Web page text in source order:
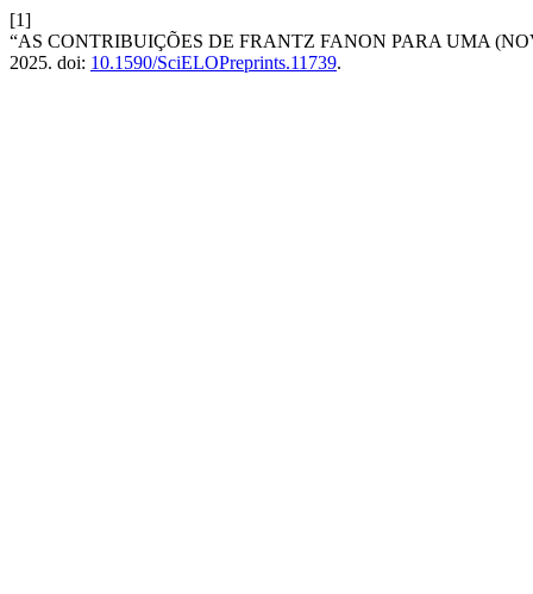
[1]
“AS CONTRIBUIÇÕES DE FRANTZ FANON PARA UMA
2025. doi: 10.1590/SciELOPreprints.11739.